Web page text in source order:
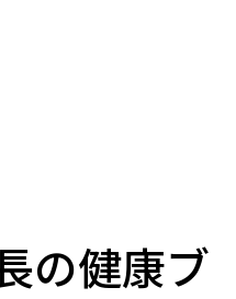
の健康ブ